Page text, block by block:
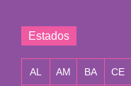
Estados
AL AM BA CE